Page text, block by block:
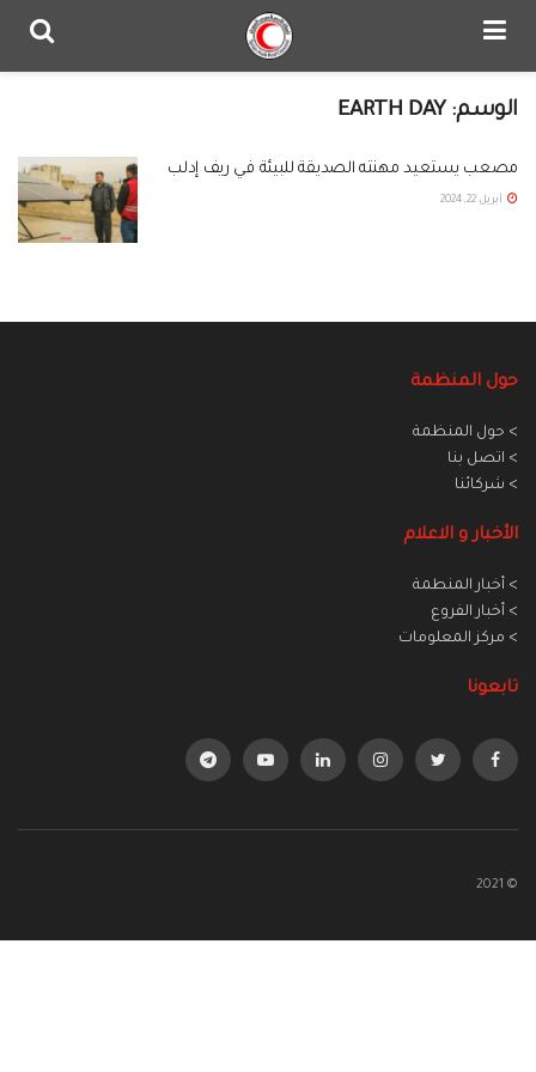
الوسم: EARTH DAY
مصعب يستعيد مهنته الصديقة للبيئة في ريف إدلب
أبريل 22, 2024
حول المنظمة
> حول المنظمة
> اتصل بنا
> شركائنا
الأخبار و الاعلام
> أخبار المنطمة
> أخبار الفروع
> مركز المعلومات
تابعونا
© 2021